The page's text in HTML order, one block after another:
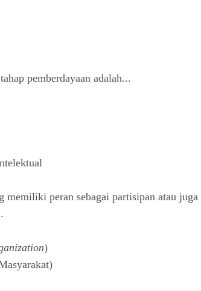
pemberdayaan adalah...
memiliki peran sebagai partisipan atau juga
)